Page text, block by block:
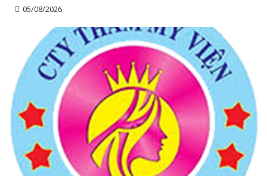
05/08/2026